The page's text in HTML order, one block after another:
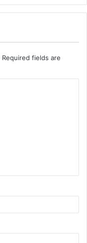
Required fields are